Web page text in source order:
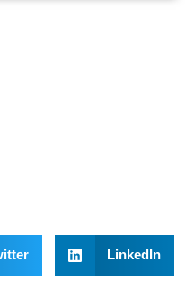
LinkedIn